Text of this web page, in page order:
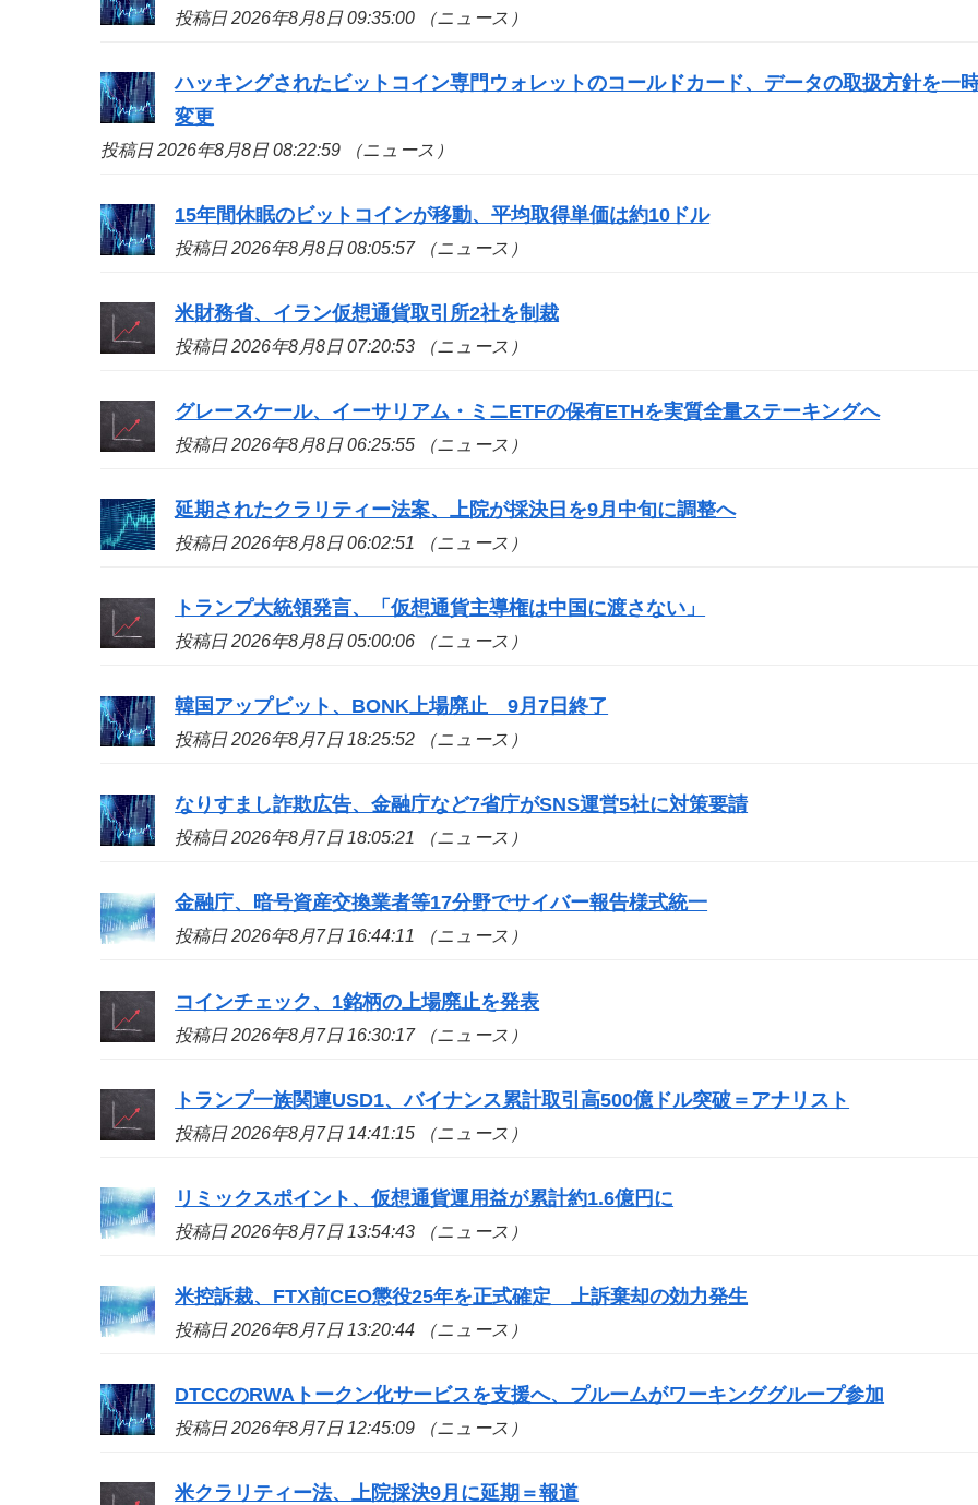
投稿日 2026年8月8日 09:35:00 （ニュース）
ハッキングされたビットコイン専門ウォレットのコールドカード、データの取扱方針を一
変更
投稿日 2026年8月8日 08:22:59 （ニュース）
15年間休眠のビットコインが移動、平均取得単価は約10ドル
投稿日 2026年8月8日 08:05:57 （ニュース）
米財務省、イラン仮想通貨取引所2社を制裁
投稿日 2026年8月8日 07:20:53 （ニュース）
グレースケール、イーサリアム・ミニETFの保有ETHを実質全量ステーキングへ
投稿日 2026年8月8日 06:25:55 （ニュース）
延期されたクラリティー法案、上院が採決日を9月中旬に調整へ
投稿日 2026年8月8日 06:02:51 （ニュース）
トランプ大統領発言、「仮想通貨主導権は中国に渡さない」
投稿日 2026年8月8日 05:00:06 （ニュース）
韓国アップビット、BONK上場廃止 9月7日終了
投稿日 2026年8月7日 18:25:52 （ニュース）
なりすまし詐欺広告、金融庁など7省庁がSNS運営5社に対策要請
投稿日 2026年8月7日 18:05:21 （ニュース）
金融庁、暗号資産交換業者等17分野でサイバー報告様式統一
投稿日 2026年8月7日 16:44:11 （ニュース）
コインチェック、1銘柄の上場廃止を発表
投稿日 2026年8月7日 16:30:17 （ニュース）
トランプ一族関連USD1、バイナンス累計取引高500億ドル突破＝アナリスト
投稿日 2026年8月7日 14:41:15 （ニュース）
リミックスポイント、仮想通貨運用益が累計約1.6億円に
投稿日 2026年8月7日 13:54:43 （ニュース）
米控訴裁、FTX前CEO懲役25年を正式確定 上訴棄却の効力発生
投稿日 2026年8月7日 13:20:44 （ニュース）
DTCCのRWAトークン化サービスを支援へ、プルームがワーキンググループ参加
投稿日 2026年8月7日 12:45:09 （ニュース）
米クラリティー法、上院採決9月に延期＝報道